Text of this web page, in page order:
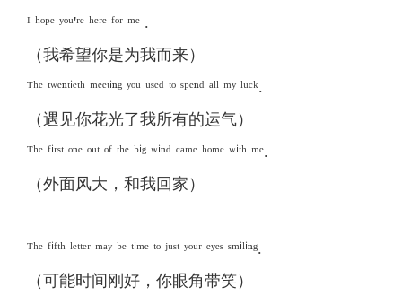
ᴵ ʰᵒᵖᵉ ʸᵒᵘ'ʳᵉ ʰᵉʳᵉ ᶠᵒʳ ᵐᵉ .
（我希望你是为我而来）
ᵀʰᵉ ᵗʷᵉⁿᵗⁱᵉᵗʰ ᵐᵉᵉᵗⁱⁿᵍ ʸᵒᵘ ᵘˢᵉᵈ ᵗᵒ ˢᵖᵉⁿᵈ ᵃˡˡ ᵐʸ ˡᵘᶜᵏ.
（遇见你花光了我所有的运气）
ᵀʰᵉ ᶠⁱʳˢᵗ ᵒⁿᵉ ᵒᵘᵗ ᵒᶠ ᵗʰᵉ ᵇⁱᵍ ʷⁱⁿᵈ ᶜᵃᵐᵉ ʰᵒᵐᵉ ʷⁱᵗʰ ᵐᵉ.
（外面风大，和我回家）
ᵀʰᵉ ᶠⁱᶠᵗʰ ˡᵉᵗᵗᵉʳ ᵐᵃʸ ᵇᵉ ᵗⁱᵐᵉ ᵗᵒ ʲᵘˢᵗ ʸᵒᵘʳ ᵉʸᵉˢ ˢᵐⁱˡⁱⁿᵍ.
（可能时间刚好，你眼角带笑）